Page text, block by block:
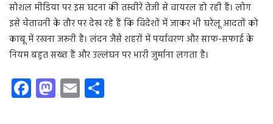
सोशल मीडिया पर इस घटना की तस्वीरें तेजी से वायरल हो रही हैं। लोग
इसे चेतावनी के तौर पर देख रहे हैं कि विदेशों में जाकर भी घरेलू आदतों को
काबू में रखना जरूरी है। लंदन जैसे शहरों में पर्यावरण और साफ-सफाई के
नियम बहुत सख्त हैं और उल्लंघन पर भारी जुर्माना लगता है।
Fa
ce
M
as
E
m